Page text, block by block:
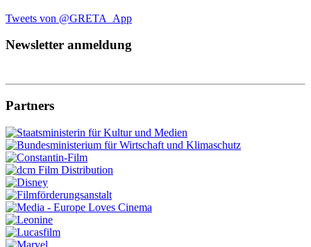
Tweets von @GRETA_App
Newsletter anmeldung
Partners